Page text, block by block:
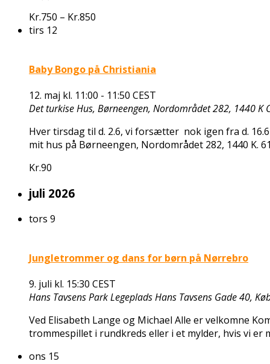
Kr.750 – Kr.850
tirs 12
Baby Bongo på Christiania
12. maj kl. 11:00 - 11:50 CEST
Det turkise Hus, Børneengen, Nordområdet 282, 1440 K
Hver tirsdag til d. 2.6, vi forsætter nok igen fra d.
mit hus på Børneengen, Nordområdet 282, 1440 K.
Kr.90
juli 2026
tors 9
Jungletrommer og dans for børn på Nørrebro
9. juli kl. 15:30 CEST
Hans Tavsens Park LegepladsHans Tavsens Gade 40,
Ved Elisabeth Lange og Michael Alle er velkomne
trommespillet i rundkreds eller i et mylder, hvis vi er
ons 15